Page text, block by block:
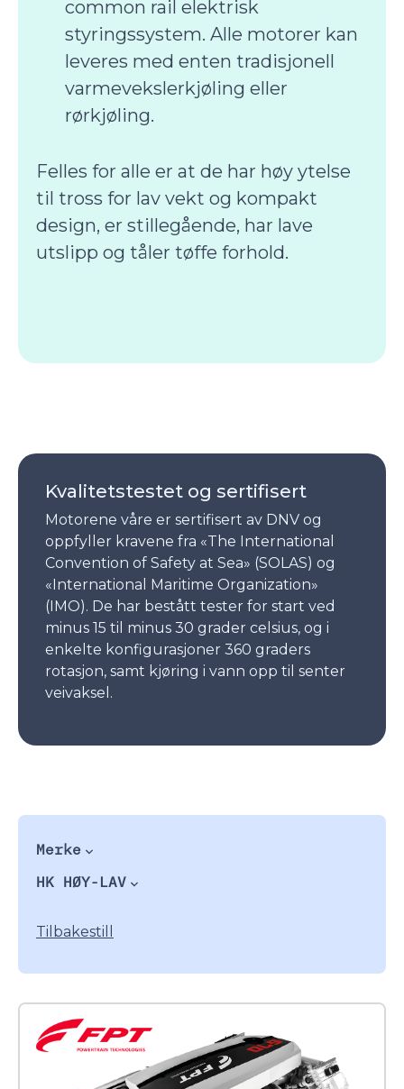
common rail elektrisk
styringssystem. Alle motorer kan
leveres med enten tradisjonell
varmevekslerkjøling eller
rørkjøling.
Felles for alle er at de har høy ytelse
til tross for lav vekt og kompakt
design, er stillegående, har lave
utslipp og tåler tøffe forhold.
Kvalitetstestet og sertifisert
Motorene våre er sertifisert av DNV og
oppfyller kravene fra «The International
Convention of Safety at Sea» (SOLAS) og
«International Maritime Organization»
(IMO). De har bestått tester for start ved
minus 15 til minus 30 grader celsius, og i
enkelte konfigurasjoner 360 graders
rotasjon, samt kjøring i vann opp til senter
veivaksel.
Merke
HK HØY-LAV
Tilbakestill